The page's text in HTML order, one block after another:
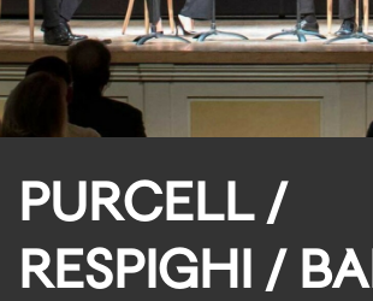
PURCELL /
RESPIGHI /